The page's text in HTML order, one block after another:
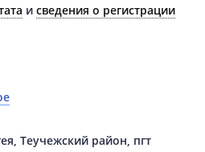
и сведения о регистрации
Теучежский район, пгт